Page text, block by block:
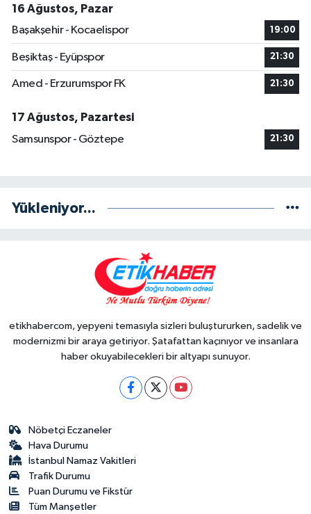
16 Ağustos, Pazar
Başakşehir - Kocaelispor
19:00
Beşiktaş - Eyüpspor 21:30
Amed - Erzurumspor FK 21:30
17 Ağustos, Pazartesi
Samsunspor - Göztepe
21:30
Yükleniyor...
etikhabercom, yepyeni temasıyla sizleri buluştururken, sadelik ve
modernizmi bir araya getiriyor. Şatafattan kaçınıyor ve insanlara
haber okuyabilecekleri bir altyapı sunuyor.
Nöbetçi Eczaneler
Hava Durumu
İstanbul Namaz Vakitleri
Trafik Durumu
Puan Durumu ve Fikstür
Tüm Manşetler